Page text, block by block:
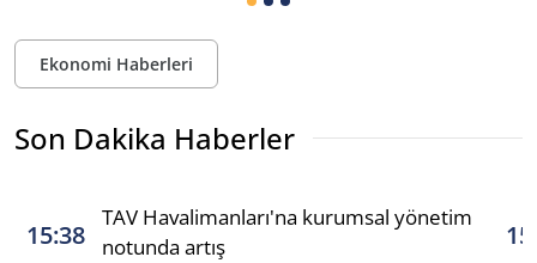
Ekonomi Haberleri
Son Dakika Haberler
15:38
TAV Havalimanları'na kurumsal yönetim
notunda artış